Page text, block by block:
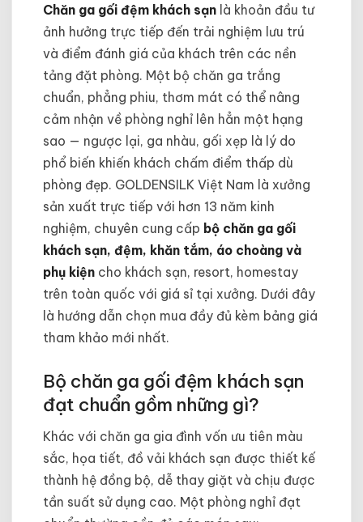
Chăn ga gối đệm khách sạn là khoản đầu tư
ảnh hưởng trực tiếp đến trải nghiệm lưu trú
và điểm đánh giá của khách trên các nền
tảng đặt phòng. Một bộ chăn ga trắng
chuẩn, phẳng phiu, thơm mát có thể nâng
cảm nhận về phòng nghỉ lên hẳn một hạng
sao — ngược lại, ga nhàu, gối xẹp là lý do
phổ biến khiến khách chấm điểm thấp dù
phòng đẹp. GOLDENSILK Việt Nam là xưởng
sản xuất trực tiếp với hơn 13 năm kinh
nghiệm, chuyên cung cấp bộ chăn ga gối
khách sạn, đệm, khăn tắm, áo choàng và
phụ kiện cho khách sạn, resort, homestay
trên toàn quốc với giá sỉ tại xưởng. Dưới đây
là hướng dẫn chọn mua đầy đủ kèm bảng giá
tham khảo mới nhất.
Bộ chăn ga gối đệm khách sạn
đạt chuẩn gồm những gì?
Khác với chăn ga gia đình vốn ưu tiên màu
sắc, họa tiết, đồ vải khách sạn được thiết kế
thành hệ đồng bộ, dễ thay giặt và chịu được
tần suất sử dụng cao. Một phòng nghỉ đạt